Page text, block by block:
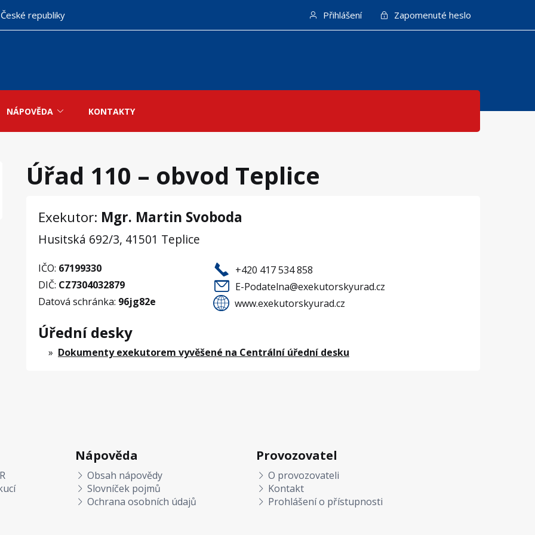
republiky Přihlášení Zapomenuté heslo
NÁPOVĚDA KONTAKTY
Úřad 110 – obvod Teplice
Exekutor: Mgr. Martin Svoboda
Husitská 692/3, 41501 Teplice
IČO: 67199330
DIČ: CZ7304032879
Datová schránka: 96jg82e
+420 417 534 858
E-Podatelna@exekutorskyurad.cz
www.exekutorskyurad.cz
Úřední desky
Dokumenty exekutorem vyvěšené na Centrální úřední desku
Nápověda
Obsah nápovědy
Slovníček pojmů
Ochrana osobních údajů
Provozovatel
O provozovateli
Kontakt
Prohlášení o přístupnosti